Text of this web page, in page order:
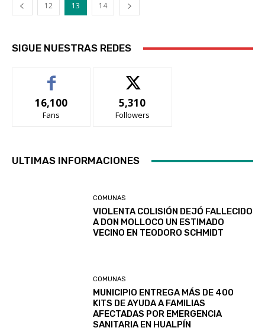
12 13 14
SIGUE NUESTRAS REDES
16,100
Fans
5,310
Followers
ULTIMAS INFORMACIONES
COMUNAS
VIOLENTA COLISIÓN DEJÓ FALLECIDO
A DON MOLLOCO UN ESTIMADO
VECINO EN TEODORO SCHMIDT
COMUNAS
MUNICIPIO ENTREGA MÁS DE 400
KITS DE AYUDA A FAMILIAS
AFECTADAS POR EMERGENCIA
SANITARIA EN HUALPÍN